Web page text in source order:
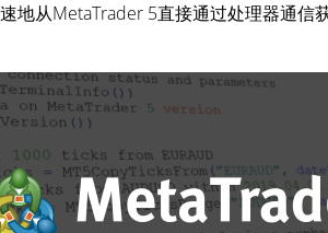
地从MetaTrader 5直接通过处理器通信